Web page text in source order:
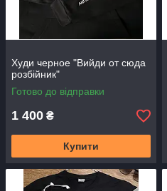
Худи черное "Вийди от сюда
розбійник"
Готово до відправки
1 400 ₴
Купити